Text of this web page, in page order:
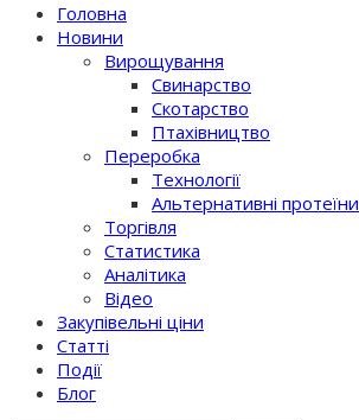
Головна
Новини
Вирощування
Свинарство
Скотарство
Птахівництво
Переробка
Технології
Альтернативні протеїни
Торгівля
Статистика
Аналітика
Відео
Закупівельні ціни
Статті
Події
Блог